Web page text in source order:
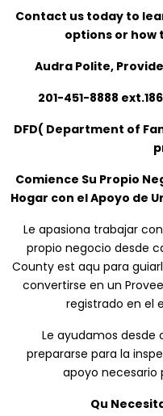
Contact us today to
options or how
Audra Polite,
201-451-8888
DFD( Department of
Comience Su Propio
Hogar con el Apoyo de
Le apasiona trabajar
propio negocio desde
County est aqu para
convertirse en un
registrado en el
Le ayudamos desde
prepararse para la
apoyo necesario
Qu